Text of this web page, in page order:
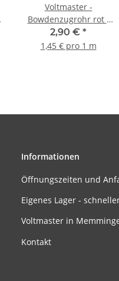
Voltmaster -
Bowdenzugrohr rot -
2m
2,90 € *
1,45 € pro 1 m
Informationen
Öffnungszeiten und
Eigenes Lager -
Voltmaster in
Kontakt